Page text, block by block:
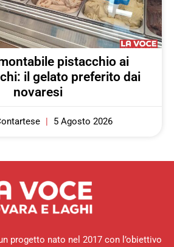
pistacchio ai
il gelato preferito dai
novaresi
5 Agosto 2026
progetto nato nel 2017 con l’obiettivo